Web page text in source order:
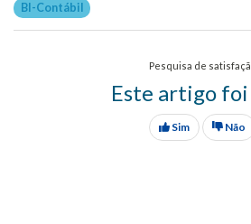
BI-Contábil
Pesquisa de
Este artigo
Sim Não